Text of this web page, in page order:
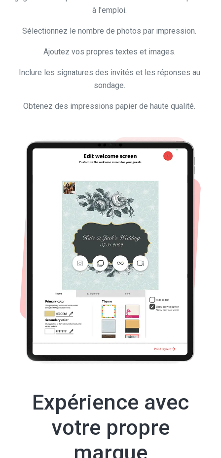
Sélectionnez le nombre de photos par impression.
Ajoutez vos propres textes et images.
Inclure les signatures des invités et les réponses au
sondage.
Obtenez des impressions papier de haute qualité.
votre propre
marque